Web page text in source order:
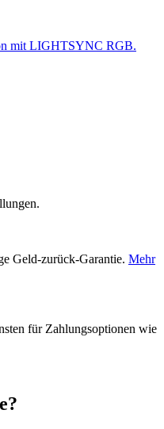
mit LIGHTSYNC RGB.
Geld-zurück-Garantie. Mehr
für Zahlungsoptionen wie